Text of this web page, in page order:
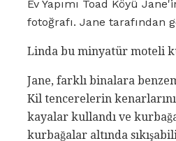
Ev Yapımı Toad Köyü
fotoğrafı. Jane tarafından
Linda bu minyatür moteli
Jane, farklı binalara
Kil tencerelerin
kayalar kullandı ve
kurbağalar altında